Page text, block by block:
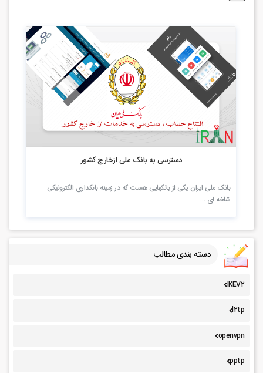
دسترسی به بانک ملی ازخارج کشور
بانک ملی ایران یکی از بانکهایی هست که در زمینه بانکداری الکترونیکی
شاخه ای …
دسته بندی مطالب
IKEV2
l2tp
openvpn
pptp